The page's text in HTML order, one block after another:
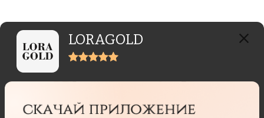
LORAGOLD
Отзывы реальных покупателей
Отзывы могут отправлять только пользователи,